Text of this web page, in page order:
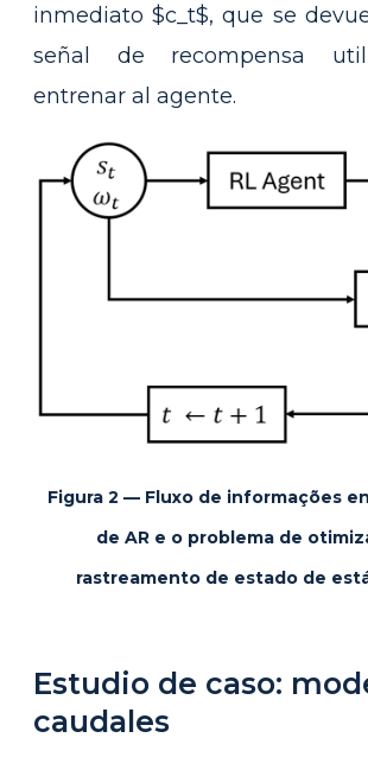
inmediato $c_t$, que se
señal de recompensa
entrenar al agente.
Figura 2 — Fluxo de informações
de AR e o problema de
rastreamento de estado de
Estudio de caso:
caudales